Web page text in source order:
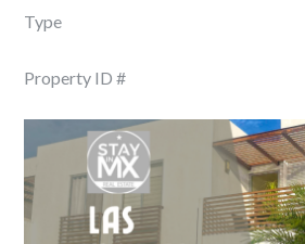
Type
Property ID #